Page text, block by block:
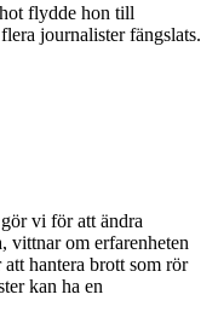
flydde hon till
journalister fängslats.
vi för att ändra
vittnar om erfarenheten
hantera brott som rör
kan ha en